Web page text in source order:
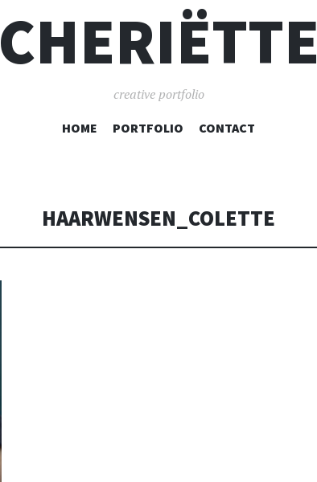
CHERIËTTE
creative portfolio
SPRING
HOME PORTFOLIO CONTACT
HAARWENSEN_COLETTE